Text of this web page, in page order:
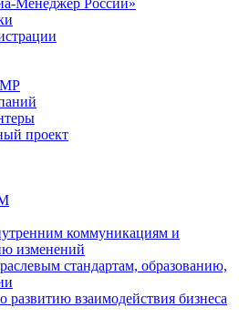
Менеджер России»
проект
коммуникациям и
изменений
стандартам, образованию,
развитию взаимодействия бизнеса